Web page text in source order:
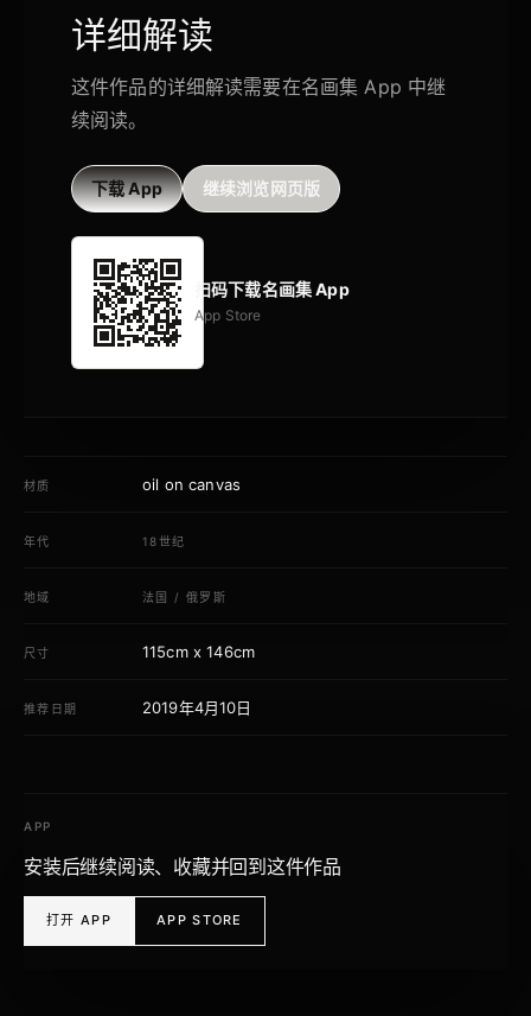
详细解读
这件作品的详细解读需要在名画集 App 中继
续阅读。
下载 App 继续浏览网页版
扫码下载名画集 App
App Store
材质 oil on canvas
年代 18世纪
地域 法国 /俄罗斯
尺寸 115cm x 146cm
推荐日期 2019年4月10日
APP
安装后继续阅读、收藏并回到这件作品
打开 APP APP STORE